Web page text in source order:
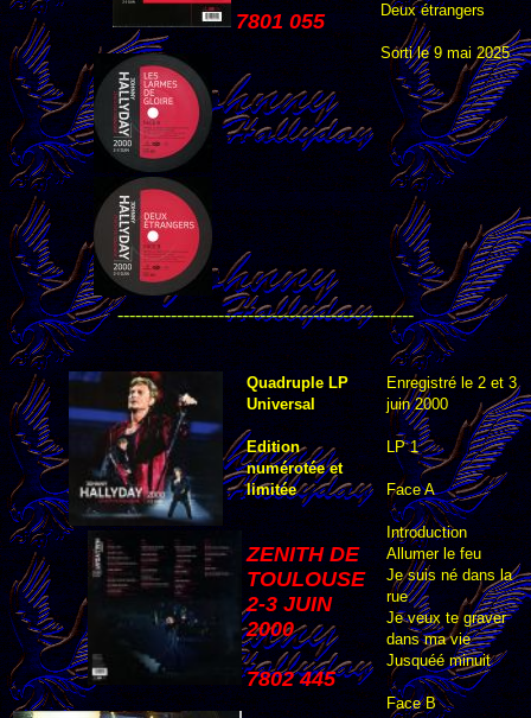
7801 055 Deux étrangers
Sorti le 9 mai 2025
--------------------------------------------------
Quadruple LP
Universal
Edition
numérotée et
limitée
ZENITH DE
TOULOUSE
2-3 JUIN
2000
7802 445
Enregistré le 2 et 3
juin 2000
LP 1
Face A
Introduction
Allumer le feu
Je suis né dans la
rue
Je veux te graver
dans ma vie
Jusquéé minuit
Face B